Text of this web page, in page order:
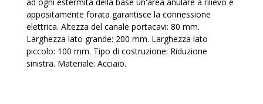
appositamente forata garantisce la connessione
elettrica. Altezza del canale portacavi: 80 mm.
Larghezza lato grande: 200 mm. Larghezza lato
piccolo: 100 mm. Tipo di costruzione: Riduzione
sinistra. Materiale: Acciaio.